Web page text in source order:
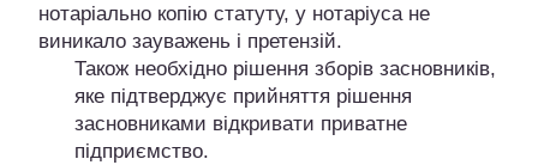
нотаріально копію статуту, у нотаріуса не
виникало зауважень і претензій.
Також необхідно рішення зборів засновників,
яке підтверджує прийняття рішення
засновниками відкривати приватне
підприємство.